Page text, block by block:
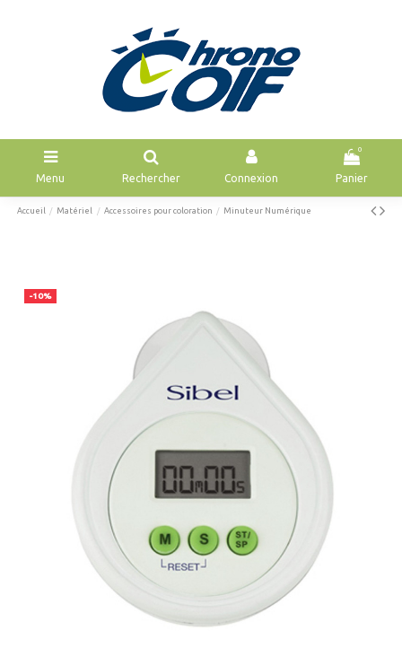
Menu Rechercher Connexion
0
Panier
Accueil Matériel Accessoires pour coloration Minuteur Numérique
-10%